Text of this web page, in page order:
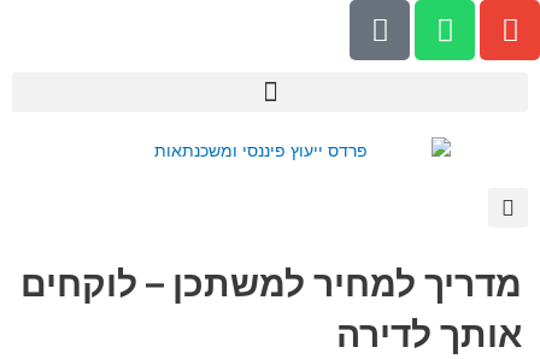
לתוכן
E
n
p
e
W
h
s
a
P
h
מדריך למחיר למשתכן – לוקחים
אותך לדירה